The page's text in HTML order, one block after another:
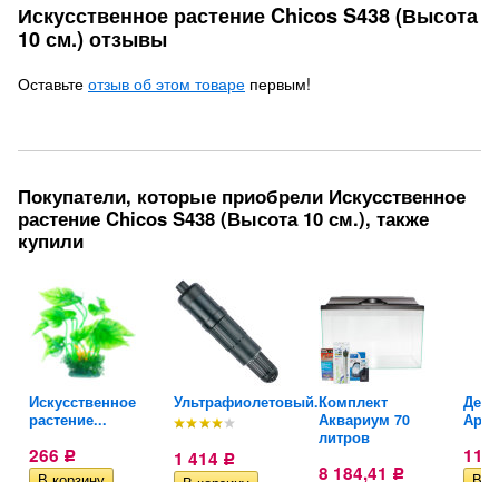
Искусственное растение Chicos S438 (Высота
10 см.) отзывы
Оставьте отзыв об этом товаре первым!
Покупатели, которые приобрели Искусственное
растение Chicos S438 (Высота 10 см.), также
купили
Искусственное
растение...
266 Р
Ультрафиолетовый...
1 414 Р
Комплект
Аквариум 70
литров
8 184,41 Р
115